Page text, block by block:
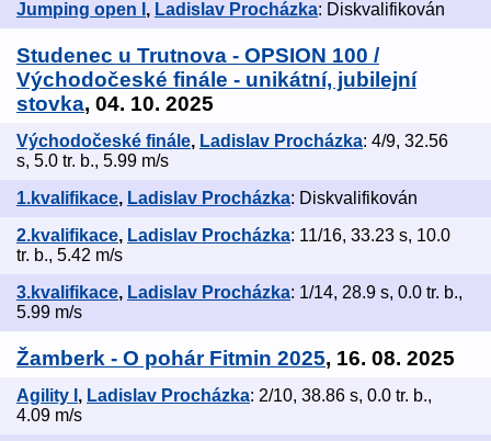
Jumping open I , Ladislav Procházka: Diskvalifikován
Studenec u Trutnova - OPSION 100 /
Východočeské finále - unikátní, jubilejní
stovka, 04. 10. 2025
Východočeské finále, Ladislav Procházka: 4/9, 32.56
s, 5.0 tr. b., 5.99 m/s
1.kvalifikace, Ladislav Procházka: Diskvalifikován
2.kvalifikace, Ladislav Procházka: 11/16, 33.23 s, 10.0
tr. b., 5.42 m/s
3.kvalifikace, Ladislav Procházka: 1/14, 28.9 s, 0.0 tr. b.,
5.99 m/s
Žamberk - O pohár Fitmin 2025, 16. 08. 2025
Agility I , Ladislav Procházka: 2/10, 38.86 s, 0.0 tr. b.,
4.09 m/s